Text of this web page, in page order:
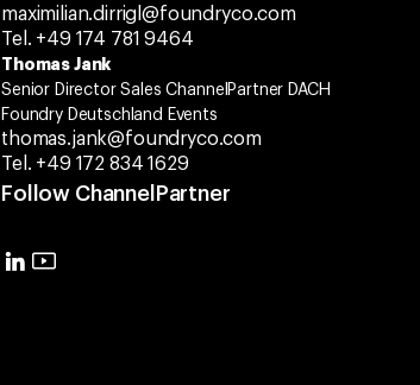
maximilian.dirrigl@foundryco.com
Tel. +49 174 781 9464
Thomas Jank
Senior Director Sales ChannelPartner DACH
Foundry Deutschland Events
thomas.jank@foundryco.com
Tel. +49 172 834 1629
Follow ChannelPartner